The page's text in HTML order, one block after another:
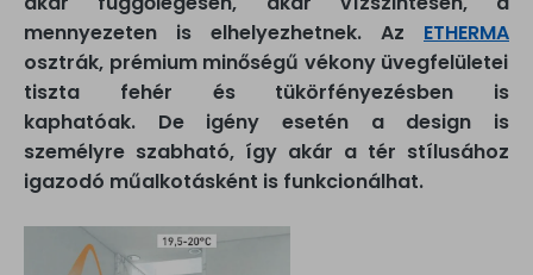
mennyezeten is elhelyezhetnek. Az ETHERMA
osztrák, prémium minőségű vékony üvegfelületei
tiszta fehér és tükörfényezésben is
kaphatóak. De igény esetén a design is
személyre szabható, így akár a tér stílusához
igazodó műalkotásként is funkcionálhat.